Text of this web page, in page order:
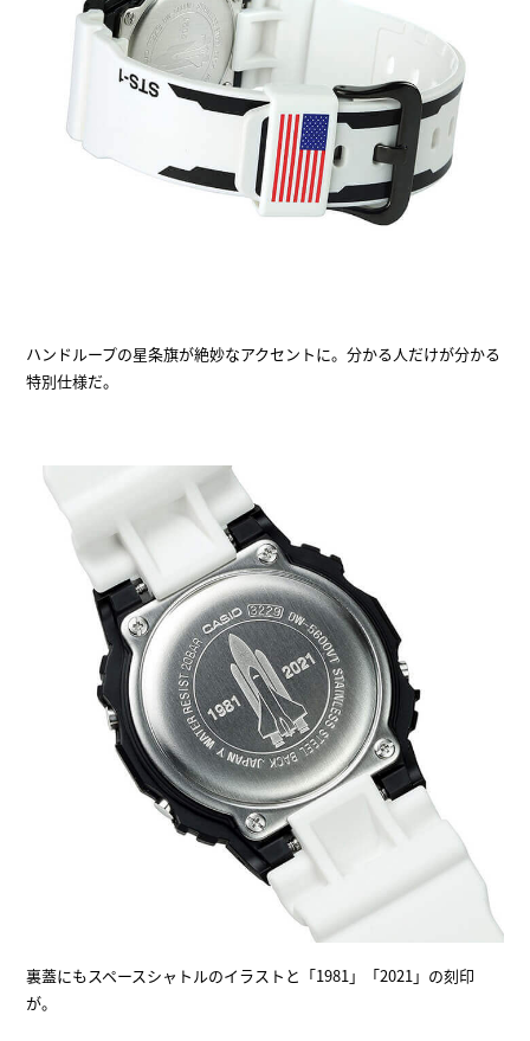
ハンドループの星条旗が絶妙なアクセントに。分かる人だけが分かる
特別仕様だ。
裏蓋にもスペースシャトルのイラストと「1981」「2021」の刻印
が。